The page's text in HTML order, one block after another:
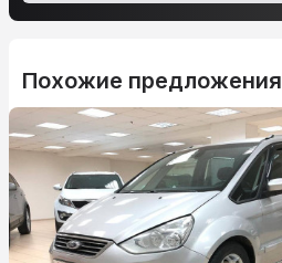
Похожие предложения